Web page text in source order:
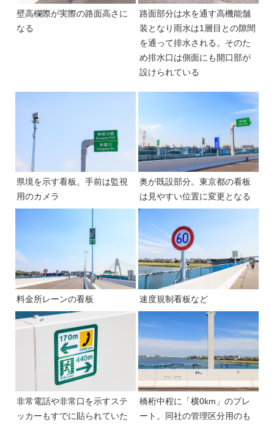
壁高欄際が実際の路面高さに
なる
路面部分は水を通す高機能舗
装となり雨水は1層目との隙間
を通って排水される。そのた
め排水口は側面にも開口部が
設けられている
県境を示す看板。手前は監視
用のカメラ
奥が既設部分。東京都の看板
は見やすい位置に変更となる
料金所レーンの看板 速度規制看板など
非常電話や非常口を示すステ
ッカーもすでに貼られていた
橋桁中程に「横0km」のプレ
ート。同社の管理区分用のも